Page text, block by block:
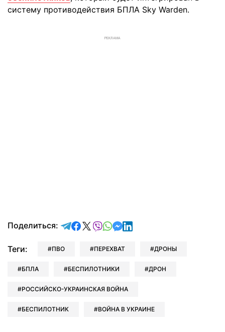
систему противодействия БПЛА Sky Warden.
РЕКЛАМА
Поделиться: отправить в Telegram
поделиться в Facebook
поделиться в X
отправить в Viber
отправить в Whatsapp
отправить в Messenger
отправить в LinkedIn
Теги: ПВО ПЕРЕХВАТ ДРОНЫ
БПЛА БЕСПИЛОТНИКИ ДРОН
РОССИЙСКО-УКРАИНСКАЯ ВОЙНА
БЕСПИЛОТНИК ВОЙНА В УКРАИНЕ